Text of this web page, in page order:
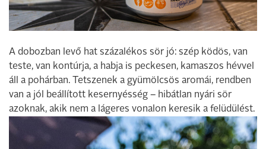
A dobozban levő hat százalékos sör jó: szép ködös, van
teste, van kontúrja, a habja is peckesen, kamaszos hévvel
áll a pohárban. Tetszenek a gyümölcsös aromái, rendben
van a jól beállított kesernyésség – hibátlan nyári sör
azoknak, akik nem a lágeres vonalon keresik a felüdülést.